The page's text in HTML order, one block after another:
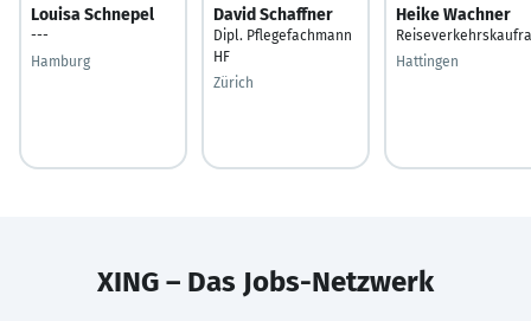
Louisa Schnepel
---
Hamburg
David Schaffner
Dipl. Pflegefachmann
HF
Zürich
Heike Wachner
Hattingen
XING – Das Jobs-Netzwerk